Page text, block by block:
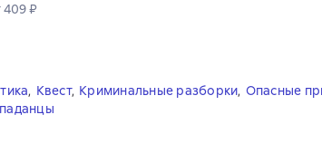
409 ₽
, Квест, Криминальные разборки, Опасные